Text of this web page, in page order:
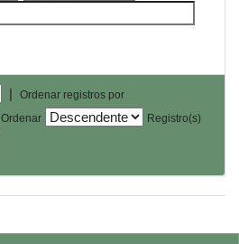
|
Ordenar registros por
Ordenar
Registro(s)